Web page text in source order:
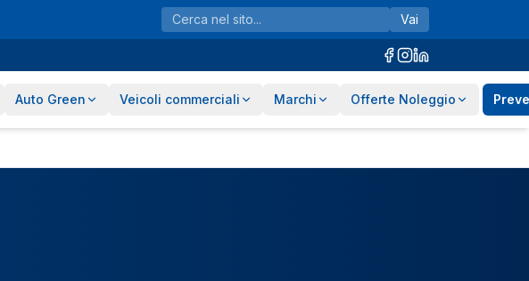
Vai
Auto Green Veicoli commerciali Marchi Offerte Noleggio